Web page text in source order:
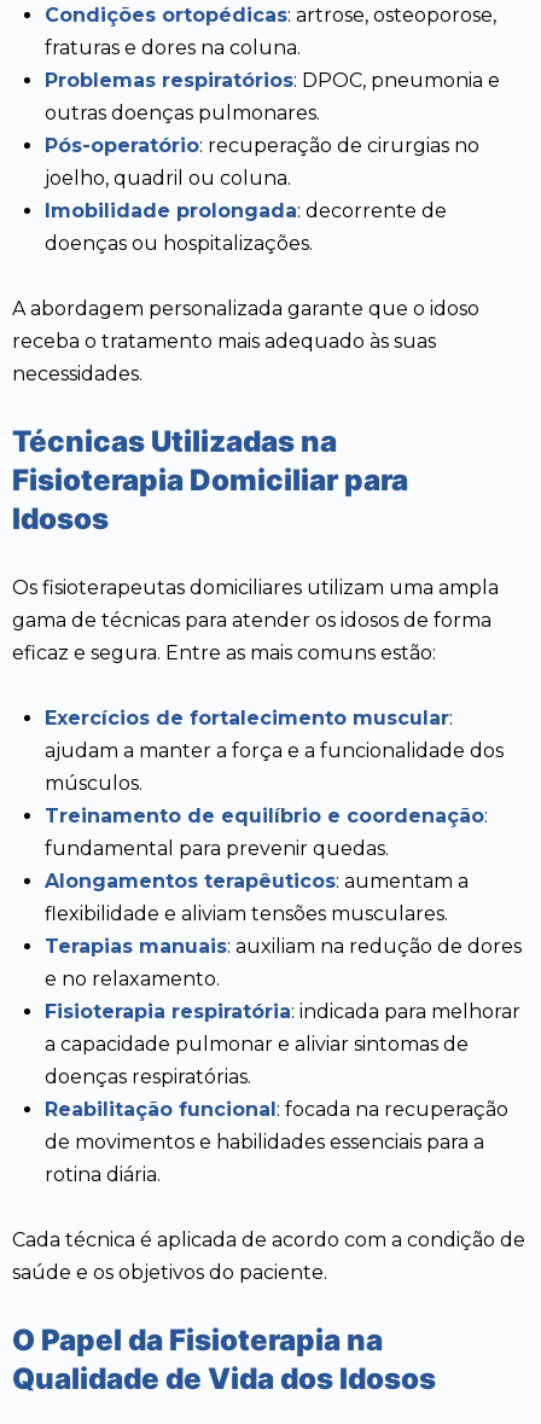
Condições ortopédicas: artrose, osteoporose,
fraturas e dores na coluna.
Problemas respiratórios: DPOC, pneumonia e
outras doenças pulmonares.
Pós-operatório: recuperação de cirurgias no
joelho, quadril ou coluna.
Imobilidade prolongada: decorrente de
doenças ou hospitalizações.
A abordagem personalizada garante que o idoso
receba o tratamento mais adequado às suas
necessidades.
Técnicas Utilizadas na
Fisioterapia Domiciliar para
Idosos
Os fisioterapeutas domiciliares utilizam uma ampla
gama de técnicas para atender os idosos de forma
eficaz e segura. Entre as mais comuns estão:
Exercícios de fortalecimento muscular:
ajudam a manter a força e a funcionalidade dos
músculos.
Treinamento de equilíbrio e coordenação:
fundamental para prevenir quedas.
Alongamentos terapêuticos: aumentam a
flexibilidade e aliviam tensões musculares.
Terapias manuais: auxiliam na redução de dores
e no relaxamento.
Fisioterapia respiratória: indicada para melhorar
a capacidade pulmonar e aliviar sintomas de
doenças respiratórias.
Reabilitação funcional: focada na recuperação
de movimentos e habilidades essenciais para a
rotina diária.
Cada técnica é aplicada de acordo com a condição de
saúde e os objetivos do paciente.
O Papel da Fisioterapia na
Qualidade de Vida dos Idosos